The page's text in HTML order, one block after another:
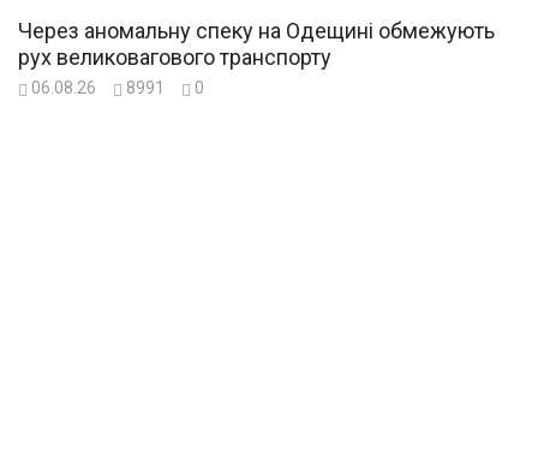
Через аномальну спеку на Одещині обмежують
рух великовагового транспорту
06.08.26 8991 0